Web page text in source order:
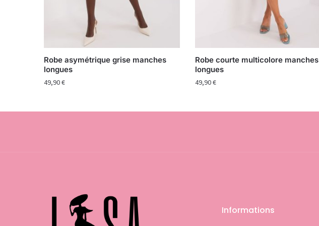
Robe asymétrique grise manches
longues
49,90€
Robe courte multicolore manches
longues
49,90€
Informations